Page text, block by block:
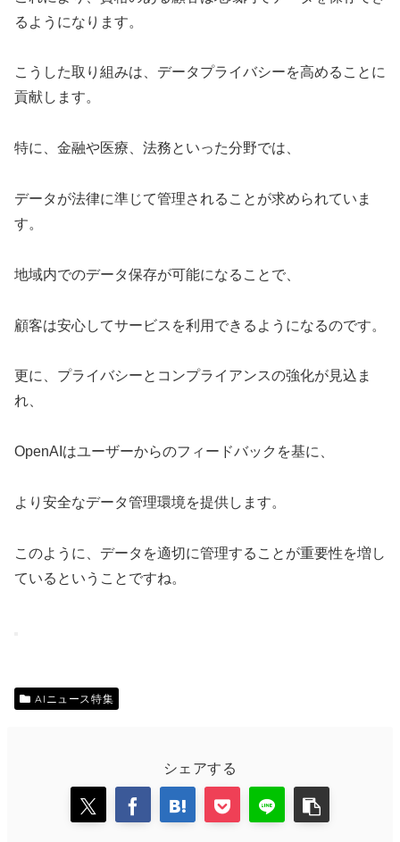
るようになります。
こうした取り組みは、データプライバシーを高めることに
貢献します。
特に、金融や医療、法務といった分野では、
データが法律に準じて管理されることが求められていま
す。
地域内でのデータ保存が可能になることで、
顧客は安心してサービスを利用できるようになるのです。
更に、プライバシーとコンプライアンスの強化が見込ま
れ、
OpenAIはユーザーからのフィードバックを基に、
より安全なデータ管理環境を提供します。
このように、データを適切に管理することが重要性を増し
ているということですね。
AIニュース特集
シェアする